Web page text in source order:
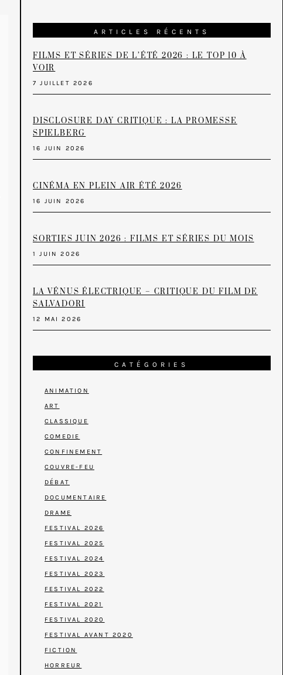
ARTICLES RÉCENTS
FILMS ET SÉRIES DE L’ÉTÉ 2026 : LE TOP 10 À
VOIR
7 JUILLET 2026
DISCLOSURE DAY CRITIQUE : LA PROMESSE
SPIELBERG
16 JUIN 2026
CINÉMA EN PLEIN AIR ÉTÉ 2026
16 JUIN 2026
SORTIES JUIN 2026 : FILMS ET SÉRIES DU MOIS
1 JUIN 2026
LA VÉNUS ÉLECTRIQUE – CRITIQUE DU FILM DE
SALVADORI
12 MAI 2026
CATÉGORIES
ANIMATION
ART
CLASSIQUE
COMEDIE
CONFINEMENT
COUVRE-FEU
DÉBAT
DOCUMENTAIRE
DRAME
FESTIVAL 2026
FESTIVAL 2025
FESTIVAL 2024
FESTIVAL 2023
FESTIVAL 2022
FESTIVAL 2021
FESTIVAL 2020
FESTIVAL AVANT 2020
FICTION
HORREUR